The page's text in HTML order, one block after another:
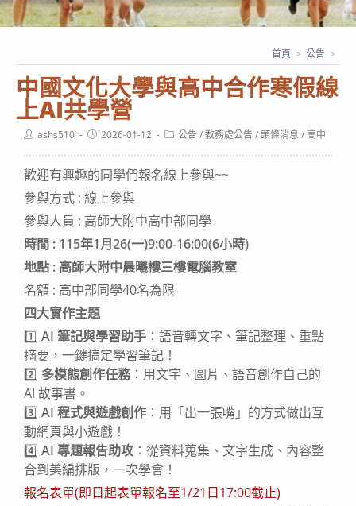
中國文化大學與高中合作寒假線
上AI共學營
首頁 > 公告 >
Postashs510
Post2026-01-12
Post公告/教務處公告/頭條消息 /高中
歡迎有興趣的同學們報名線上參與~~
參與方式 : 線上參與
參與人員 : 高師大附中高中部同學
時間 : 115年1月26(一)9:00-16:00(6小時)
地點 : 高師大附中晨曦樓三樓電腦教室
名額 : 高中部同學40名為限
四大實作主題
1️⃣ AI 筆記與學習助手 ：語音轉文字、筆記整理、重點
摘要，一鍵搞定學習筆記！
2️⃣ 多模態創作任務 ：用文字、圖片、語音創作自己的
AI 故事書。
3️⃣ AI 程式與遊戲創作 ：用「出一張嘴」的方式做出互
動網頁與小遊戲！
4️⃣ AI 專題報告助攻 ：從資料蒐集、文字生成、內容整
合到美編排版，一次學會！
報名表單(即日起表單報名至1/21日17:00截止)